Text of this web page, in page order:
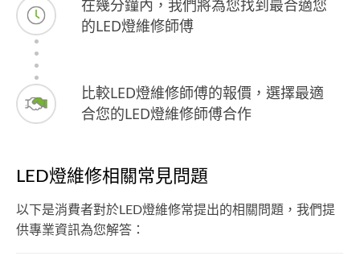
在幾分鐘內，我們將為您找到最合適您
的LED燈維修師傅
比較LED燈維修師傅的報價，選擇最適
合您的LED燈維修師傅合作
LED燈維修相關常見問題
以下是消費者對於LED燈維修常提出的相關問題，我們提
供專業資訊為您解答：